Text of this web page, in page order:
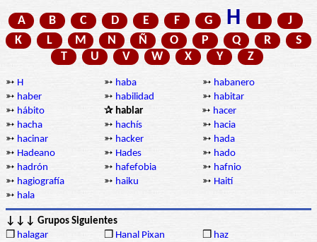
A B C D E F G H I
J
K
L M N Ñ O P Q R
S
T
U V W X Y Z
➳ H ➳ haba ➳ habanero
➳ haber ➳ habilidad ➳ habitar
➳ hábito ✰ hablar ➳ hacer
➳ hacha ➳ hachís ➳ hacia
➳ hacinar ➳ hacker ➳ hada
➳ Hadeano ➳ Hades ➳ hado
➳ hadrón ➳ hafefobia ➳ hafnio
➳ hagiografía ➳ haiku ➳ Haití
➳ hala
↓↓↓ Grupos Siguientes
❒ halagar ❒ Hanal Pixan ❒ haz